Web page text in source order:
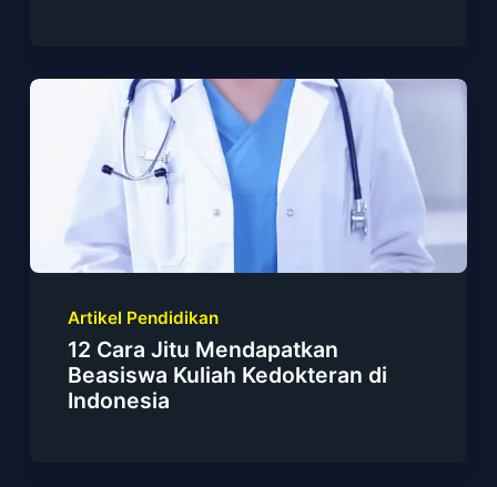
Artikel Pendidikan
12 Cara Jitu Mendapatkan
Beasiswa Kuliah Kedokteran di
Indonesia